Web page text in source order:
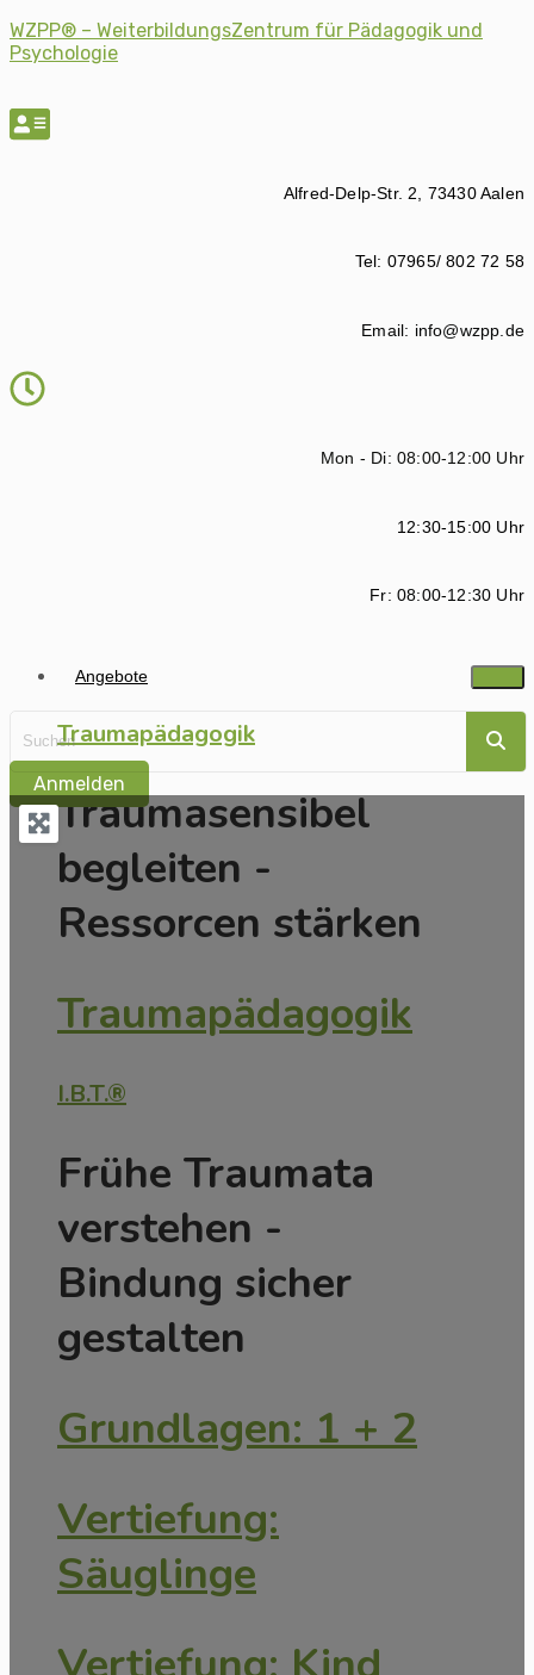
WZPP® – WeiterbildungsZentrum für Pädagogik und
Psychologie
Alfred-Delp-Str. 2, 73430 Aalen
Tel: 07965/ 802 72 58
Email: info@wzpp.de
Mon - Di: 08:00-12:00 Uhr
12:30-15:00 Uhr
Fr: 08:00-12:30 Uhr
Angebote
Traumapädagogik
Traumasensibel
begleiten -
Ressorcen stärken
Traumapädagogik
I.B.T.®
Frühe Traumata
verstehen -
Bindung sicher
gestalten
Grundlagen: 1 + 2
Vertiefung:
Säuglinge
Anmelden